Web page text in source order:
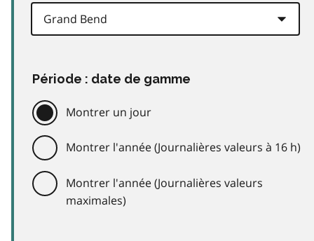
Période : date de gamme
Montrer un jour
Montrer l'année (Journalières valeurs à 16 h)
Montrer l'année (Journalières valeurs
maximales)